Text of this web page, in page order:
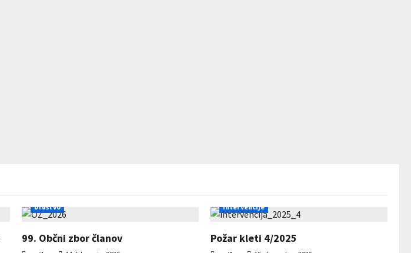
Društvo
99. Občni zbor članov
Intervencije
Požar kleti 4/2025